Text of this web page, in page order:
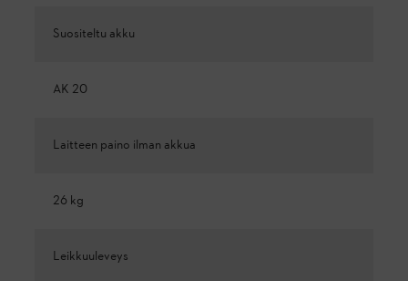
Suositeltu akku
AK 20
Laitteen paino ilman akkua
26 kg
Leikkuuleveys